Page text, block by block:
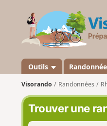
Outils
Visorando Randonnées
Trouver une